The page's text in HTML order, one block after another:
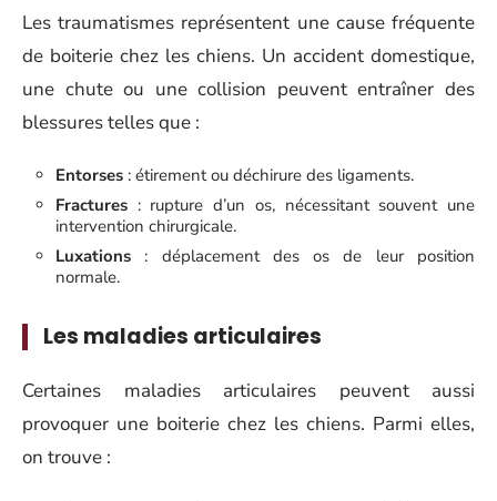
Les traumatismes représentent une cause fréquente
de boiterie chez les chiens. Un accident domestique,
une chute ou une collision peuvent entraîner des
blessures telles que :
Entorses : étirement ou déchirure des ligaments.
Fractures : rupture d’un os, nécessitant souvent une
intervention chirurgicale.
Luxations : déplacement des os de leur position
normale.
Les maladies articulaires
Certaines maladies articulaires peuvent aussi
provoquer une boiterie chez les chiens. Parmi elles,
on trouve :